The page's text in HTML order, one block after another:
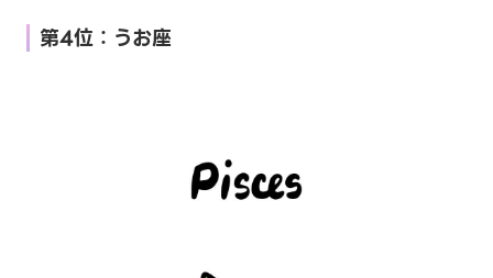
第4位：うお座